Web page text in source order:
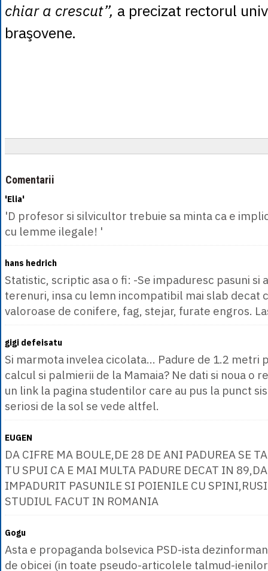
chiar a crescut”, a precizat rectorul
braşovene.
Comentarii
'Elia'
'D profesor si silvicultor trebuie sa minta ca e
cu lemme ilegale! '
hans hedrich
Statistic, scriptic asa o fi: -Se impaduresc pasuni si
terenuri, insa cu lemn incompatibil mai slab decat
valoroase de conifere, fag, stejar, furate engros.
gigi defeisatu
Si marmota invelea cicolata... Padure de 1.2 metri
calcul si palmierii de la Mamaia? Ne dati si noua o
un link la pagina studentilor care au pus la punct
seriosi de la sol se vede altfel.
EUGEN
DA CIFRE MA BOULE,DE 28 DE ANI PADUREA SE
TU SPUI CA E MAI MULTA PADURE DECAT IN
IMPADURIT PASUNILE SI POIENILE CU
STUDIUL FACUT IN ROMANIA
Gogu
Asta e propaganda bolsevica PSD-ista
de obicei (in toate pseudo-articolele talmud-